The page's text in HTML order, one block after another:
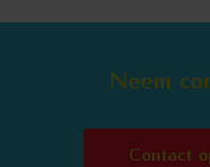
Neem
Contact